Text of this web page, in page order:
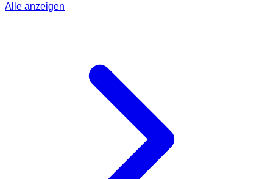
Alle anzeigen